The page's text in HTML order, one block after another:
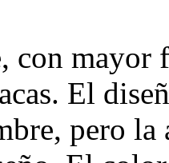
con
El
pero